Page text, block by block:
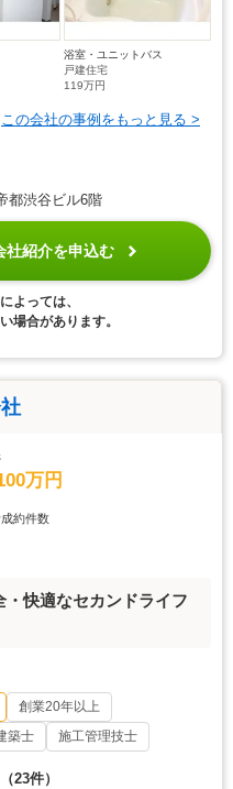
浴室・ユニットバス
戸建住宅
119万円
この会社の事例をもっと見る >
渋谷ビル6階
社紹介を申込む
よっては、
場合があります。
万円
約件数
快適なセカンドライフ
創業20年以上
築士 施工管理技士
（23件）